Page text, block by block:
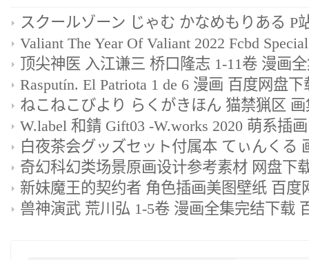
Rasputín. El Patriota 1 de 6 漫画 百度网盘下
奇幻科幻类场景原画设计参考素材 网盘下
新妹魔王的契约者 角色插画美图壁纸 百度
兽神演武 荒川弘 1-5卷 漫画全集完结下载